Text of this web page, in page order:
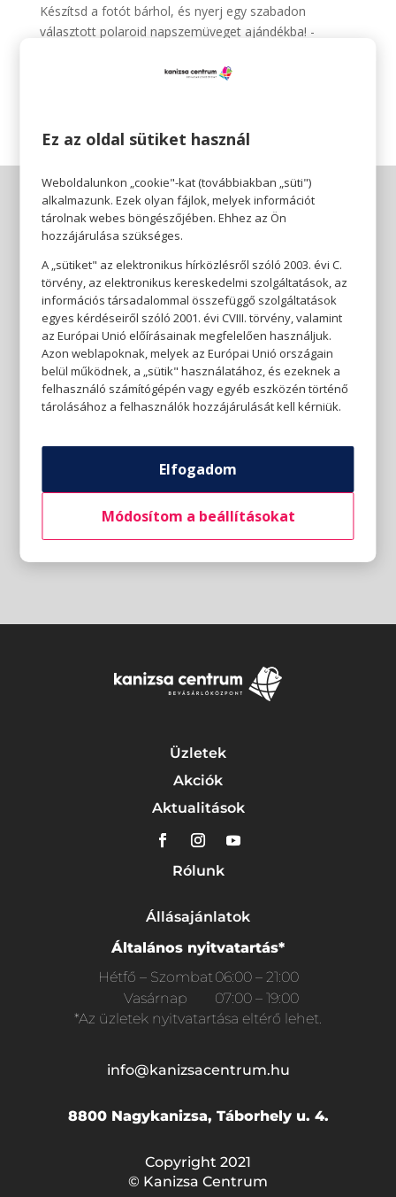
Készítsd a fotót bárhol, és nyerj egy szabadon
választott polaroid napszemüveget ajándékba! -
Minden képet szeretettel fogadunk! Sok Sikert!🍀
Üzletek
Akciók
Aktualitások
Rólunk
Állásajánlatok
Általános nyitvatartás*
Hétfő – Szombat06:00 – 21:00
Vasárnap
07:00 – 19:00
*Az üzletek nyitvatartása eltérő lehet.
info@kanizsacentrum.hu
8800 Nagykanizsa, Táborhely u. 4.
Copyright 2021
© Kanizsa Centrum
Ez az oldal sütiket használ
Weboldalunkon „cookie"-kat (továbbiakban „süti")
alkalmazunk. Ezek olyan fájlok, melyek információt
tárolnak webes böngészőjében. Ehhez az Ön
hozzájárulása szükséges.
A „sütiket" az elektronikus hírközlésről szóló 2003. évi C.
törvény, az elektronikus kereskedelmi szolgáltatások, az
információs társadalommal összefüggő szolgáltatások
egyes kérdéseiről szóló 2001. évi CVIII. törvény, valamint
az Európai Unió előírásainak megfelelően használjuk.
Azon weblapoknak, melyek az Európai Unió országain
belül működnek, a „sütik" használatához, és ezeknek a
felhasználó számítógépén vagy egyéb eszközén történő
tárolásához a felhasználók hozzájárulását kell kérniük.
Elfogadom
Módosítom a beállításokat